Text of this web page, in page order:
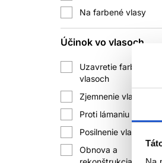
Farbené a
môžu
Áno, pri
povrch,
Na farbené vlasy
Účinok vo vlasoch
Uzavretie farby vo
vlasoch
Zjemnenie vlasov
Proti lámaniu vlasov
Posilnenie vlasov
Obnova a